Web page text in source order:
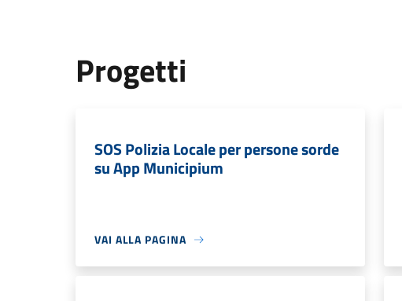
Progetti
SOS Polizia Locale per persone sorde
su App Municipium
VAI ALLA PAGINA